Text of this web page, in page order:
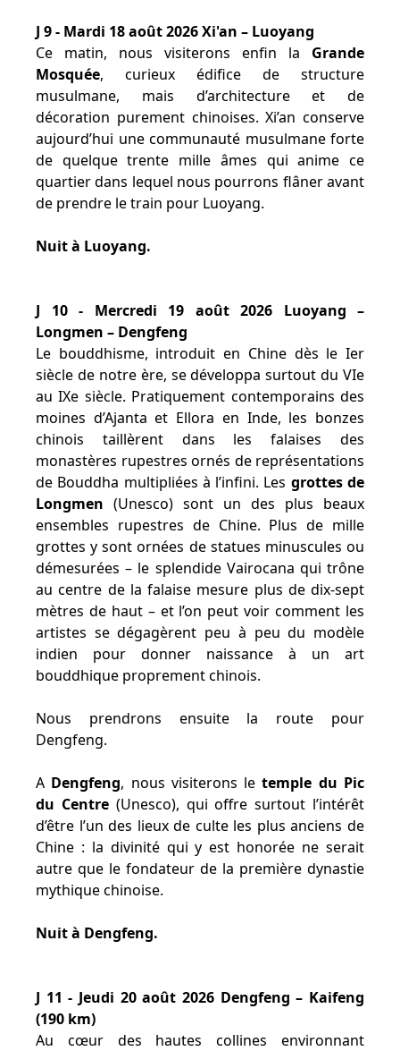
J 9 - Mardi 18 août 2026 Xi'an – Luoyang
Ce matin, nous visiterons enfin la Grande
Mosquée, curieux édifice de structure
musulmane, mais d’architecture et de
décoration purement chinoises. Xi’an conserve
aujourd’hui une communauté musulmane forte
de quelque trente mille âmes qui anime ce
quartier dans lequel nous pourrons flâner avant
de prendre le train pour Luoyang.
Nuit à Luoyang.
J 10 - Mercredi 19 août 2026 Luoyang –
Longmen – Dengfeng
Le bouddhisme, introduit en Chine dès le Ier
siècle de notre ère, se développa surtout du VIe
au IXe siècle. Pratiquement contemporains des
moines d’Ajanta et Ellora en Inde, les bonzes
chinois taillèrent dans les falaises des
monastères rupestres ornés de représentations
de Bouddha multipliées à l’infini. Les grottes de
Longmen (Unesco) sont un des plus beaux
ensembles rupestres de Chine. Plus de mille
grottes y sont ornées de statues minuscules ou
démesurées – le splendide Vairocana qui trône
au centre de la falaise mesure plus de dix-sept
mètres de haut – et l’on peut voir comment les
artistes se dégagèrent peu à peu du modèle
indien pour donner naissance à un art
bouddhique proprement chinois.
Nous prendrons ensuite la route pour
Dengfeng.
A Dengfeng, nous visiterons letemple du Pic
du Centre (Unesco), qui offre surtout l’intérêt
d’être l’un des lieux de culte les plus anciens de
Chine : la divinité qui y est honorée ne serait
autre que le fondateur de la première dynastie
mythique chinoise.
Nuit à Dengfeng.
J 11 - Jeudi 20 août 2026 Dengfeng – Kaifeng
(190 km)
Au cœur des hautes collines environnant